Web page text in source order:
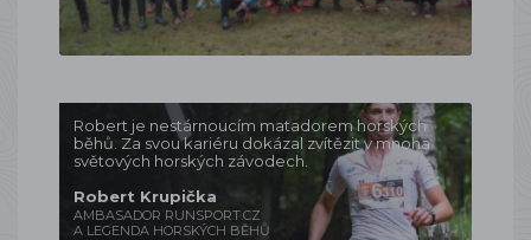
Robert je nestárnoucím matadorem horských
běhů. Za svou kariéru dokázal zvítězit v mnoha
světových horských závodech.
Robert Krupička
AMBASADOR RUNSPORT.CZ
A LEGENDA HORSKÝCH BĚHŮ